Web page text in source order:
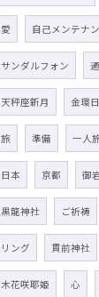
愛 自己メンテナ
サンダルフォン
天秤座新月 金環
旅 準備 一人
日本 京都 御
黒龍神社 ご祈祷
リング 貫前神社
木花咲耶姫 心